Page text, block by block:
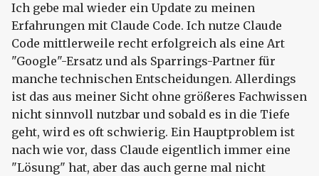
Ich gebe mal wieder ein Update zu meinen
Erfahrungen mit Claude Code. Ich nutze Claude
Code mittlerweile recht erfolgreich als eine Art
"Google"-Ersatz und als Sparrings-Partner für
manche technischen Entscheidungen. Allerdings
ist das aus meiner Sicht ohne größeres Fachwissen
nicht sinnvoll nutzbar und sobald es in die Tiefe
geht, wird es oft schwierig. Ein Hauptproblem ist
nach wie vor, dass Claude eigentlich immer eine
"Lösung" hat, aber das auch gerne mal nicht